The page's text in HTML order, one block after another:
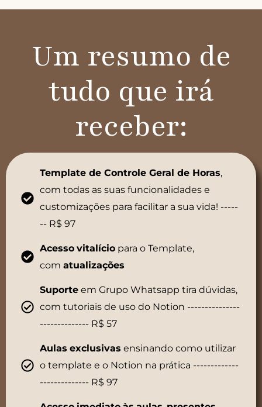
Um resumo de
tudo que irá
receber:
Template de Controle Geral de Horas,
com todas as suas funcionalidades e
customizações para facilitar a sua vida! -----
-- R$ 97
Acesso vitalício para o Template,
comatualizações
Suporte em Grupo Whatsapp tira dúvidas,
com tutoriais de uso do Notion ---------------
-------------- R$ 57
Aulas exclusivas ensinando como utilizar
o template e o Notion na prática -------------
-------------- R$ 97